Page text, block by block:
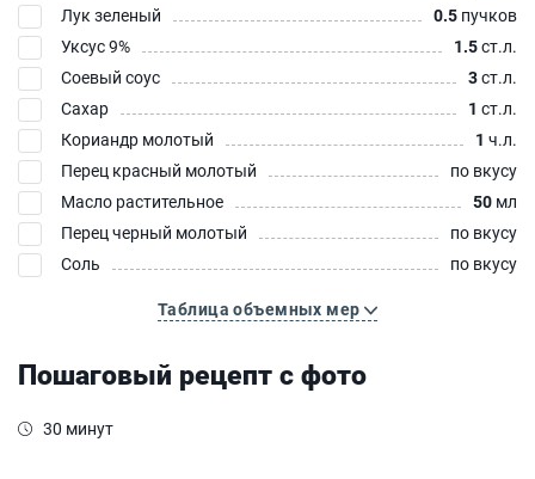
Лук зеленый
0.5 пучков
Уксус 9%
1.5ст.л.
Соевый соус
3ст.л.
Сахар
1 ст.л.
Кориандр молотый
1 ч.л.
Перец красный молотый
по вкусу
Масло растительное
50 мл
Перец черный молотый
по вкусу
Соль
по вкусу
Таблица объемных мер
Пошаговый рецепт с фото
30 минут